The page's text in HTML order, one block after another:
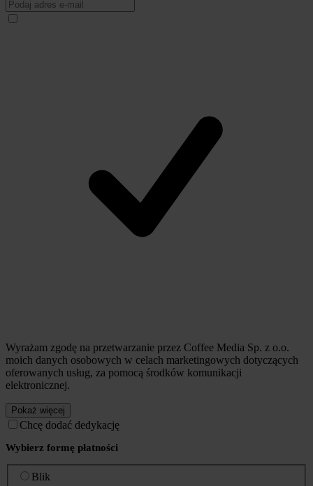
Wyrażam zgodę na przetwarzanie przez Coffee Media Sp. z o.o.
moich danych osobowych w celach marketingowych dotyczących
oferowanych usług, za pomocą środków komunikacji
elektronicznej.
Pokaż więcej
Chcę dodać dedykację
Wybierz formę płatności
Blik